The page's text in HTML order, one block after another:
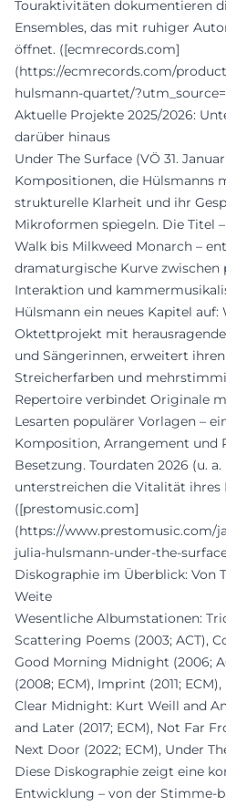
Touraktivitäten dokumentieren
Ensembles, das mit ruhiger
öffnet. ([ecmrecords.com]
(https://ecmrecords.com/
hulsmann-quartet/
Aktuelle Projekte 2025/2026:
darüber hinaus
Under The Surface (VÖ 31.
Kompositionen, die Hülsmanns
strukturelle Klarheit und ihr
Mikroformen spiegeln. Die Titel
Walk bis Milkweed Monarch –
dramaturgische Kurve zwischen
Interaktion und
Hülsmann ein neues Kapitel auf:
Oktettprojekt mit
und Sängerinnen, erweitert
Streicherfarben und
Repertoire verbindet Originale
Lesarten populärer Vorlagen –
Komposition, Arrangement und
Besetzung. Tourdaten 2026 (u.
unterstreichen die Vitalität ihres
([prestomusic.com]
(https://www.prestomusic.com/
julia-hulsmann-under-the-
Diskographie im Überblick: Von
Weite
Wesentliche Albumstationen:
Scattering Poems (2003; ACT),
Good Morning Midnight (2006;
(2008; ECM), Imprint (2011;
Clear Midnight: Kurt Weill and
and Later (2017; ECM), Not Far
Next Door (2022; ECM), Under
Diese Diskographie zeigt eine
Entwicklung – von der Stimme-